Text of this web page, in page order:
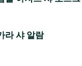
라 샤 알람